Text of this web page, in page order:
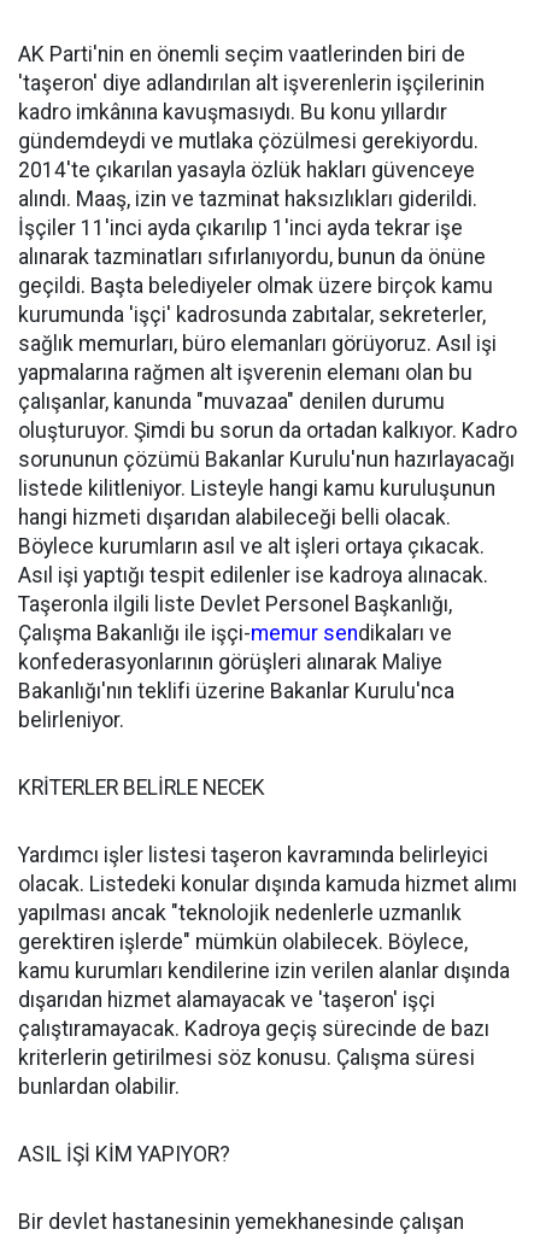
AK Parti'nin en önemli seçim vaatlerinden biri de
'taşeron' diye adlandırılan alt işverenlerin işçilerinin
kadro imkânına kavuşmasıydı. Bu konu yıllardır
gündemdeydi ve mutlaka çözülmesi gerekiyordu.
2014'te çıkarılan yasayla özlük hakları güvenceye
alındı. Maaş, izin ve tazminat haksızlıkları giderildi.
İşçiler 11'inci ayda çıkarılıp 1'inci ayda tekrar işe
alınarak tazminatları sıfırlanıyordu, bunun da önüne
geçildi. Başta belediyeler olmak üzere birçok kamu
kurumunda 'işçi' kadrosunda zabıtalar, sekreterler,
sağlık memurları, büro elemanları görüyoruz. Asıl işi
yapmalarına rağmen alt işverenin elemanı olan bu
çalışanlar, kanunda "muvazaa" denilen durumu
oluşturuyor. Şimdi bu sorun da ortadan kalkıyor. Kadro
sorununun çözümü Bakanlar Kurulu'nun hazırlayacağı
listede kilitleniyor. Listeyle hangi kamu kuruluşunun
hangi hizmeti dışarıdan alabileceği belli olacak.
Böylece kurumların asıl ve alt işleri ortaya çıkacak.
Asıl işi yaptığı tespit edilenler ise kadroya alınacak.
Taşeronla ilgili liste Devlet Personel Başkanlığı,
Çalışma Bakanlığı ile işçi-memur sendikaları ve
konfederasyonlarının görüşleri alınarak Maliye
Bakanlığı'nın teklifi üzerine Bakanlar Kurulu'nca
belirleniyor.
KRİTERLER BELİRLE NECEK
Yardımcı işler listesi taşeron kavramında belirleyici
olacak. Listedeki konular dışında kamuda hizmet alımı
yapılması ancak "teknolojik nedenlerle uzmanlık
gerektiren işlerde" mümkün olabilecek. Böylece,
kamu kurumları kendilerine izin verilen alanlar dışında
dışarıdan hizmet alamayacak ve 'taşeron' işçi
çalıştıramayacak. Kadroya geçiş sürecinde de bazı
kriterlerin getirilmesi söz konusu. Çalışma süresi
bunlardan olabilir.
ASIL İŞİ KİM YAPIYOR?
Bir devlet hastanesinin yemekhanesinde çalışan